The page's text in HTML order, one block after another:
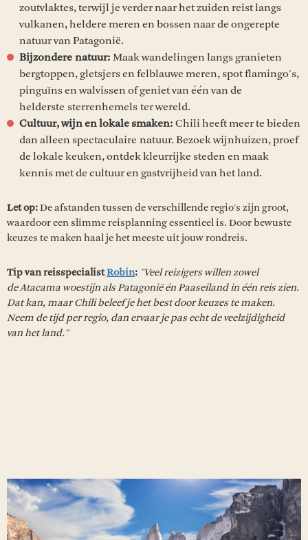
zoutvlaktes, terwijl je verder naar het zuiden reist langs
vulkanen, heldere meren en bossen naar de ongerepte
natuur van Patagonië.
Bijzondere natuur: Maak wandelingen langs granieten
bergtoppen, gletsjers en felblauwe meren, spot flamingo's,
pinguïns en walvissen of geniet van één van de
helderste sterrenhemels ter wereld.
Cultuur, wijn en lokale smaken: Chili heeft meer te bieden
dan alleen spectaculaire natuur. Bezoek wijnhuizen, proef
de lokale keuken, ontdek kleurrijke steden en maak
kennis met de cultuur en gastvrijheid van het land.
Let op:De afstanden tussen de verschillende regio's zijn groot,
waardoor een slimme reisplanning essentieel is. Door bewuste
keuzes te maken haal je het meeste uit jouw rondreis.
Tip van reisspecialistRobin: "Veel reizigers willen zowel
de Atacama woestijn als Patagonië én Paaseiland in één reis zien.
Dat kan, maar Chili beleef je het best door keuzes te maken.
Neem de tijd per regio, dan ervaar je pas echt de veelzijdigheid
van het land."